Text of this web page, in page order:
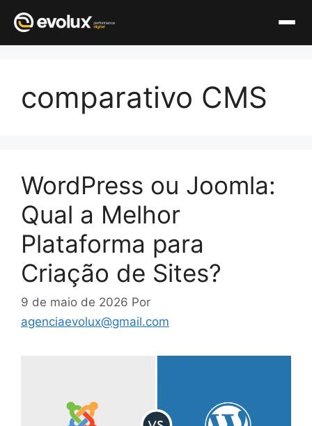
conteúdo
comparativo CMS
WordPress ou Joomla:
Qual a Melhor
Plataforma para
Criação de Sites?
9 de maio de 2026 Por
agenciaevolux@gmail.com